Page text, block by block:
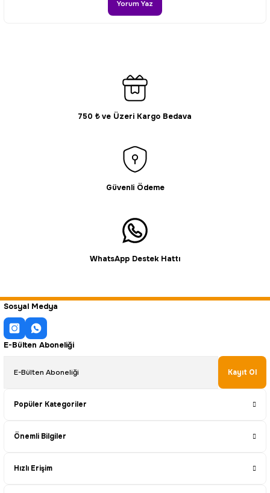
Gönder
Yorum Yaz
750 ₺ ve Üzeri Kargo Bedava
Güvenli Ödeme
WhatsApp Destek Hattı
Sosyal Medya
E-Bülten Aboneliği
Kayıt Ol
Popüler Kategoriler
Önemli Bilgiler
Hızlı Erişim